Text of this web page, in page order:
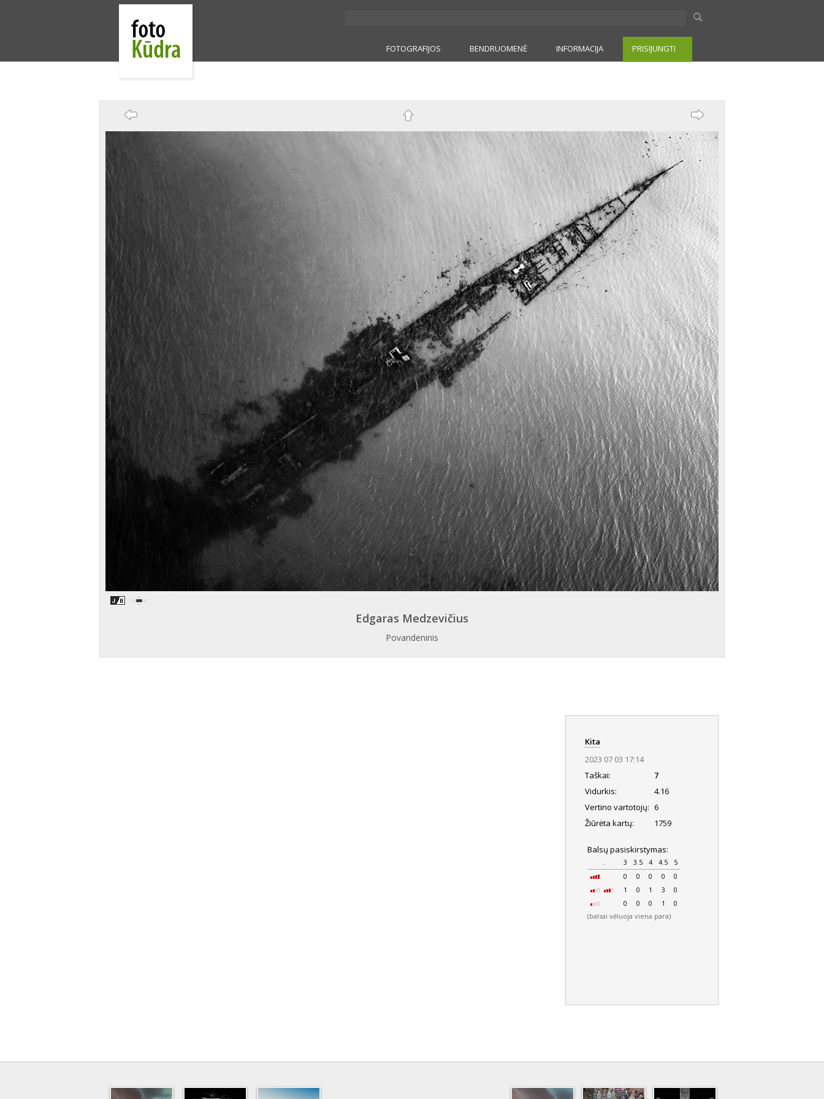
FOTOGRAFIJOS BENDRUOMENĖ INFORMACIJA PRISIJUNGTI
Edgaras Medzevičius
Povandeninis
Kita
2023 07 03 17:14
Taškai:
7
Vidurkis:
4.16
Vertino vartotojų: 6
Žiūrėta kartų:
1759
Balsų pasiskirstymas:
. 3 3.5 4 4.5
5
0
0 0 0
0
1
0 1 3
0
0
0 0 1 0
(balsai vėluoja viena para)